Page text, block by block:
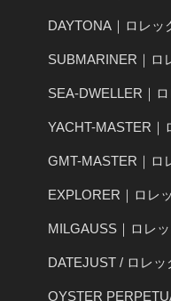
DAYTONA｜ロレッ
SUBMARINER｜ロ
SEA-DWELLER｜
YACHT-MASTER｜
GMT-MASTER｜ロ
EXPLORER｜ロレ
MILGAUSS｜ロレ
DATEJUST / ロレ
OYSTER